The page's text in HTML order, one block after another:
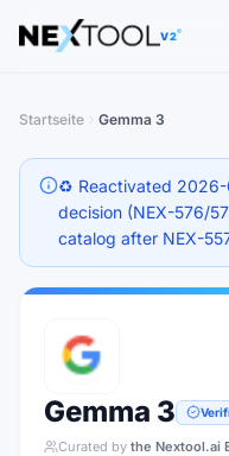
The AI tools directory —
V2
Startseite Gemma 3
♻️ Reactivated 2026-
decision (NEX-576/
catalog after NEX-
Gemma 3
Curated by the Nextool.ai